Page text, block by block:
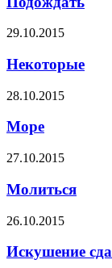
29.10.2015
Некоторые
28.10.2015
Море
27.10.2015
Молиться
26.10.2015
Искушение